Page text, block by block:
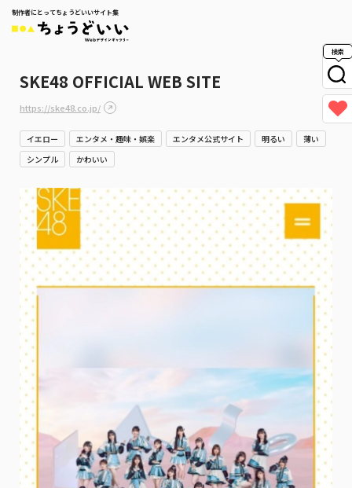
制作者にとってちょうどいいサイト集
検索
SKE48 OFFICIAL WEB SITE
https://ske48.co.jp/
イエロー エンタメ・趣味・娯楽 エンタメ公式サイト 明るい
薄い
シンプル
かわいい